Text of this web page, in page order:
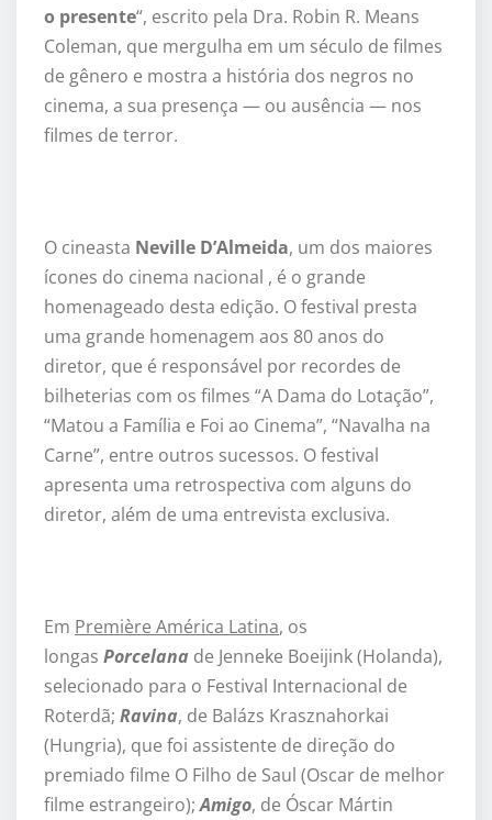
o presente“, escrito pela Dra. Robin R. Means
Coleman, que mergulha em um século de filmes
de gênero e mostra a história dos negros no
cinema, a sua presença — ou ausência — nos
filmes de terror.
O cineasta Neville D’Almeida, um dos maiores
ícones do cinema nacional , é o grande
homenageado desta edição. O festival presta
uma grande homenagem aos 80 anos do
diretor, que é responsável por recordes de
bilheterias com os filmes “A Dama do Lotação”,
“Matou a Família e Foi ao Cinema”, “Navalha na
Carne”, entre outros sucessos. O festival
apresenta uma retrospectiva com alguns do
diretor, além de uma entrevista exclusiva.
Em Première América Latina, os
longas Porcelana de Jenneke Boeijink (Holanda),
selecionado para o Festival Internacional de
Roterdã; Ravina, de Balázs Krasznahorkai
(Hungria), que foi assistente de direção do
premiado filme O Filho de Saul (Oscar de melhor
filme estrangeiro);Amigo, de Óscar Mártin